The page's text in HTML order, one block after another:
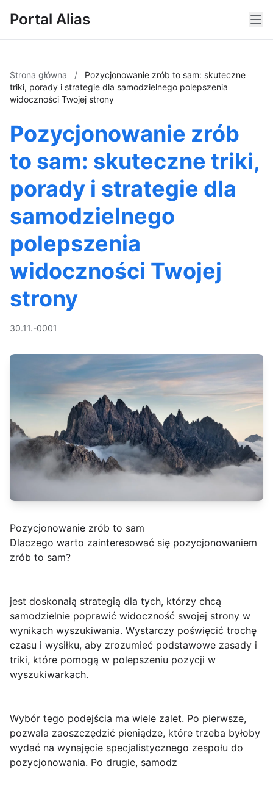
Portal Alias
Strona główna /
Pozycjonowanie zrób to sam: skuteczne
triki, porady i strategie dla samodzielnego polepszenia
widoczności Twojej strony
Pozycjonowanie zrób
to sam: skuteczne triki,
porady i strategie dla
samodzielnego
polepszenia
widoczności Twojej
strony
30.11.-0001
Pozycjonowanie zrób to sam
Dlaczego warto zainteresować się pozycjonowaniem
zrób to sam?
jest doskonałą strategią dla tych, którzy chcą
samodzielnie poprawić widoczność swojej strony w
wynikach wyszukiwania. Wystarczy poświęcić trochę
czasu i wysiłku, aby zrozumieć podstawowe zasady i
triki, które pomogą w polepszeniu pozycji w
wyszukiwarkach.
Wybór tego podejścia ma wiele zalet. Po pierwsze,
pozwala zaoszczędzić pieniądze, które trzeba byłoby
wydać na wynajęcie specjalistycznego zespołu do
pozycjonowania. Po drugie, samodz